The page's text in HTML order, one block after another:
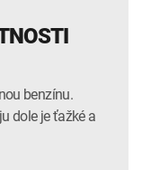
benzínu.
dole je ťažké a